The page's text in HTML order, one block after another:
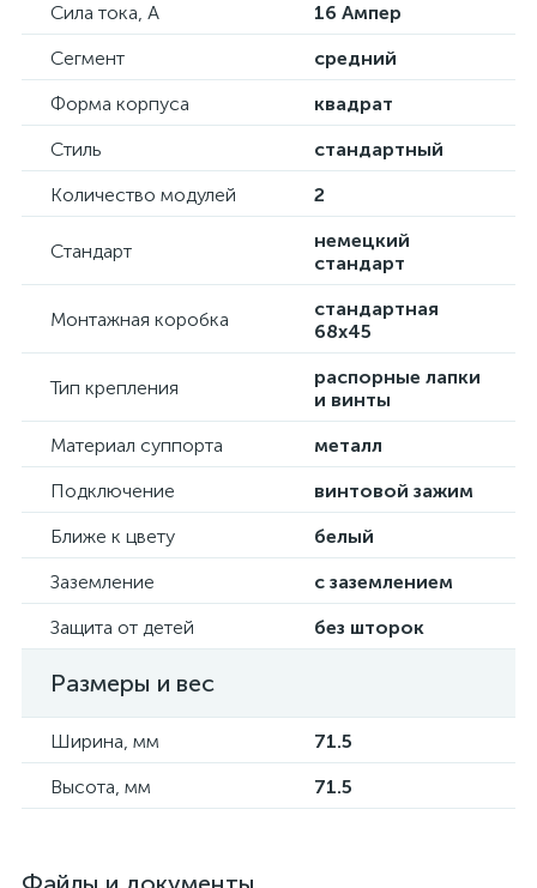
Сила тока, А
16 Ампер
Сегмент
средний
Форма корпуса
квадрат
Стиль
стандартный
Количество модулей
2
Стандарт
немецкий
стандарт
Монтажная коробка
стандартная
68х45
Тип крепления
распорные лапки
и винты
Материал суппорта
металл
Подключение
винтовой зажим
Ближе к цвету
белый
Заземление
с заземлением
Защита от детей
без шторок
Размеры и вес
Ширина, мм
71.5
Высота, мм
71.5